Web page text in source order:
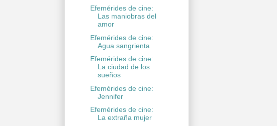
Efemérides de cine:
Las maniobras del
amor
Efemérides de cine:
Agua sangrienta
Efemérides de cine:
La ciudad de los
sueños
Efemérides de cine:
Jennifer
Efemérides de cine:
La extraña mujer